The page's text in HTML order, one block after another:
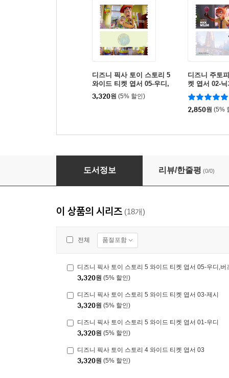
디즈니 픽사 토이 스토리 5
와이드 티켓 엽서 05-우디,
버즈
3,320원 (5% 할인)
디즈니 주토
켓 엽서 02-
2,850원 (5%
디즈니 픽사 토이 스토리 5 와이드 티켓 엽서
도서정보 리뷰/한줄평 (0/0)
이 상품의 시리즈 (18개)
전체 품절포함
디즈니 픽사 토이 스토리 5 와이드 티켓 엽서 05-우디,버
3,320원 (5% 할인)
디즈니 픽사 토이 스토리 5 와이드 티켓 엽서 03-제시
3,320원 (5% 할인)
디즈니 픽사 토이 스토리 5 와이드 티켓 엽서 01-우디
3,320원 (5% 할인)
디즈니 픽사 토이 스토리 4 와이드 티켓 엽서 03
3,320원 (5% 할인)